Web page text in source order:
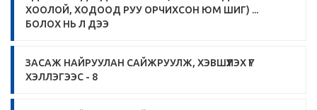
ХООЛОЙ, ХОДООД РУУ ОРЧИXСОН ЮМ ШИГ) ...
БОЛОХ НЬ Л ДЭЭ
ЗАСАЖ НАЙРУУЛАН САЙЖРУУЛЖ, ХЭВШҮҮЛЭХ ҮГ
ХЭЛЛЭГЭЭС - 8